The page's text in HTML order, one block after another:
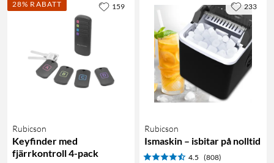
28% RABATT
Rubicson
Keyfinder med
fjärrkontroll 4-pack
159
Rubicson
Ismaskin – isbitar på nolltid
4.5 (808)
233